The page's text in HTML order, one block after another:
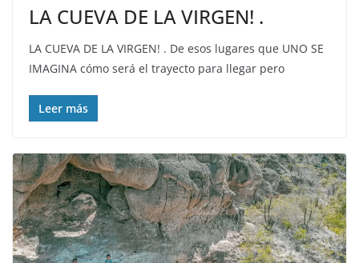
LA CUEVA DE LA VIRGEN! .
LA CUEVA DE LA VIRGEN! . De esos lugares que UNO SE
IMAGINA cómo será el trayecto para llegar pero
Leer más